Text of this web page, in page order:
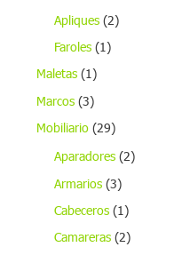
Apliques (2)
Faroles (1)
Maletas (1)
Marcos (3)
Mobiliario (29)
Aparadores (2)
Armarios (3)
Cabeceros (1)
Camareras (2)